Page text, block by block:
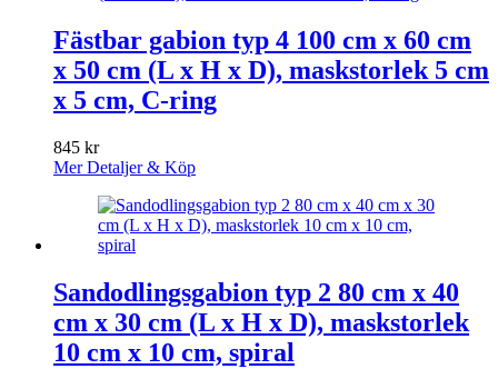
Fästbar gabion typ 4 100 cm x 60 cm
x 50 cm (L x H x D), maskstorlek 5 cm
x 5 cm, C-ring
845 kr
Mer Detaljer & Köp
Sandodlingsgabion typ 2 80 cm x 40
cm x 30 cm (L x H x D), maskstorlek
10 cm x 10 cm, spiral